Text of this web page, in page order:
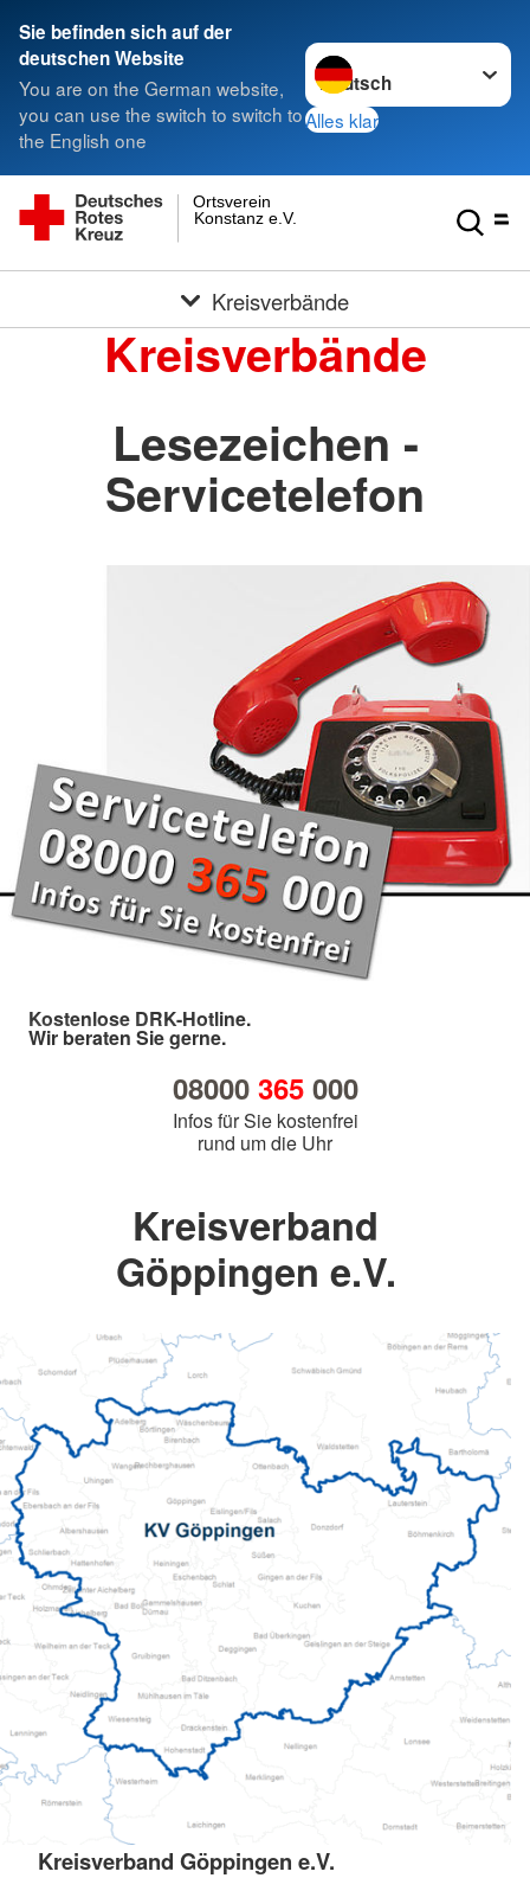
Sie befinden sich auf der
deutschen Website
You are on the German website,
you can use the switch to switch to
the English one
Sprache wechseln zu
Alles klar
Konstanz e.V.
Ortsverein
Kreisverbände
Kreisverbände
Lesezeichen -
Servicetelefon
Kostenlose DRK-Hotline.
Wir beraten Sie gerne.
08000 365000
Infos für Sie kostenfrei
rund um die Uhr
Kreisverband
Göppingen e.V.
Kreisverband Göppingen e.V.